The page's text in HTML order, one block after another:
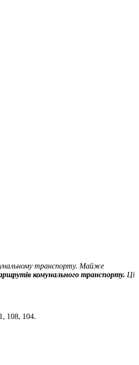
транспорту. Майже
комунального транспорту. Ці
108, 104.